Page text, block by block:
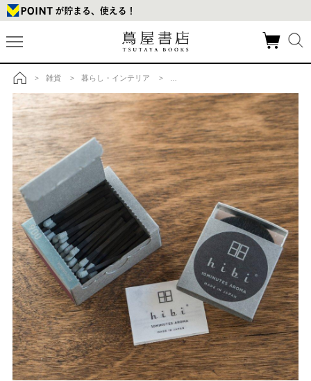
トップ
> 雑貨 > 暮らし・インテリア >